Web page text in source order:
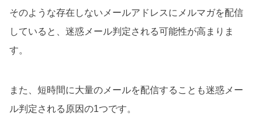
そのような存在しないメールアドレスにメルマガを配信
していると、迷惑メール判定される可能性が高まりま
す。
また、短時間に大量のメールを配信することも迷惑メー
ル判定される原因の1つです。